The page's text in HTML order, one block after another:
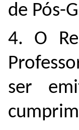
de Pós-
4. O
ser